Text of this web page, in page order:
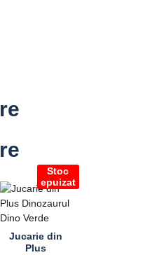
Stoc
epuizat
Jucarie din
Plus